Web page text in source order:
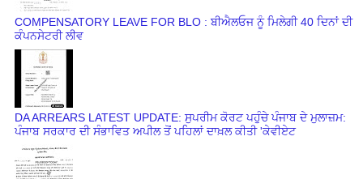
COMPENSATORY LEAVE FOR BLO : ਬੀਐਲਓਜ ਨੂੰ ਮਿਲੇਗੀ 40 ਦਿਨਾਂ ਦੀ
ਕੰਪਨਸੇਟਰੀ ਲੀਵ
DA ARREARS LATEST UPDATE: ਸੁਪਰੀਮ ਕੋਰਟ ਪਹੁੰਚੇ ਪੰਜਾਬ ਦੇ ਮੁਲਾਜ਼ਮ:
ਪੰਜਾਬ ਸਰਕਾਰ ਦੀ ਸੰਭਾਵਿਤ ਅਪੀਲ ਤੋਂ ਪਹਿਲਾਂ ਦਾਖ਼ਲ ਕੀਤੀ 'ਕੇਵੀਏਟ